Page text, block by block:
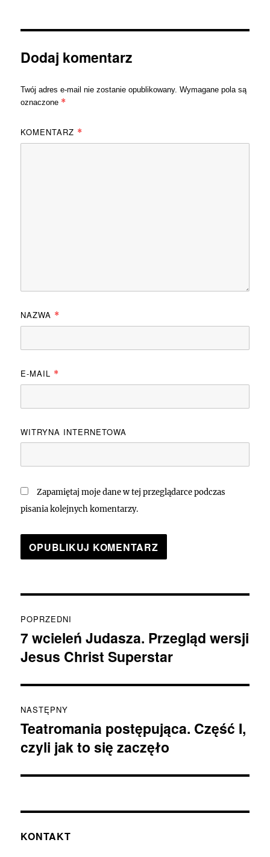
Dodaj komentarz
Twój adres e-mail nie zostanie opublikowany. Wymagane pola są
oznaczone *
KOMENTARZ *
NAZWA *
E-MAIL *
WITRYNA INTERNETOWA
Zapamiętaj moje dane w tej przeglądarce podczas
pisania kolejnych komentarzy.
wpisu
POPRZEDNI
Poprzedni
wpis:
7 wcieleń Judasza. Przegląd wersji
Jesus Christ Superstar
NASTĘPNY
Następny
wpis:
Teatromania postępująca. Część I,
czyli jak to się zaczęło
KONTAKT